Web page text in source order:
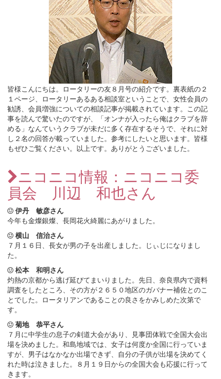
皆様こんにちは。ロータリーの友８月号の紹介です。裏表紙の２
１ページ、ロータリーあるある相談室ということで、女性会員の
勧誘、会員増強についての相談記事が掲載されています。この記
事を読んで驚いたのですが、「オンナが入ったら俺はクラブを辞
める」なんていうクラブが未だに多く存在するそうで、それに対
し２名の回答が載っていました。参考にしたいと思います。皆様
もぜひご覧ください。以上です。ありがとうございました。
ニコニコ情報：ニコニコ委
員会 川辺 和也さん
伊丹 敏彦さん
今年も金燦銀燦、長岡花火綺麗にあがりました。
横山 信治さん
７月１６日、長女が男の子を出産しました。じぃじになりまし
た。
松本 和明さん
灼熱の京都から逃げ延びてまいりました。先日、奈良県内で資料
調査をしたところ、その方が２６５０地区のガバナー補佐とのこ
とでした。ロータリアンであることの良さをかみしめた次第で
す。
菊地 恭平さん
７月に中学生の息子の剣道大会があり、見事団体戦で全国大会出
場を決めました。和島地域では、女子は何度か全国に行っていま
すが、男子はなかなか出場できず、自分の子供が出場を決めてく
れた時は泣きました。８月１９日からの全国大会も応援に行って
きます。